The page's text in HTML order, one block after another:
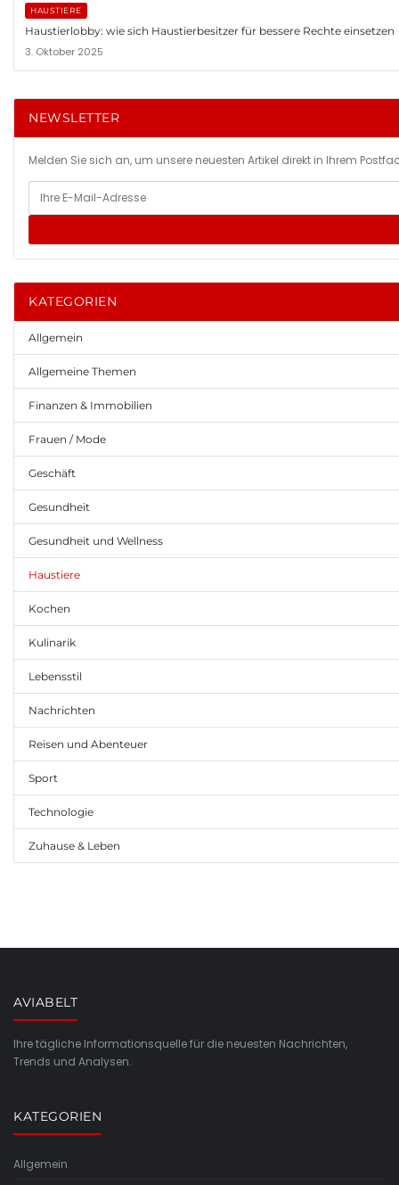
HAUSTIERE
Haustierlobby: wie sich Haustierbesitzer für bessere Rechte einsetzen
3. Oktober 2025
NEWSLETTER
Melden Sie sich an, um unsere neuesten Artikel direkt in Ihrem
KATEGORIEN
Allgemein
Allgemeine Themen
Finanzen & Immobilien
Frauen / Mode
Geschäft
Gesundheit
Gesundheit und Wellness
Haustiere
Kochen
Kulinarik
Lebensstil
Nachrichten
Reisen und Abenteuer
Sport
Technologie
Zuhause & Leben
AVIABELT
Ihre tägliche Informationsquelle für die neuesten Nachrichten,
Trends und Analysen.
KATEGORIEN
Allgemein